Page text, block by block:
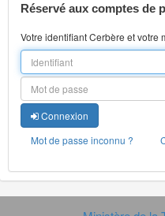
Réservé aux comptes de
Votre identifiant Cerbère et votre
Connexion
Mot de passe inconnu ?